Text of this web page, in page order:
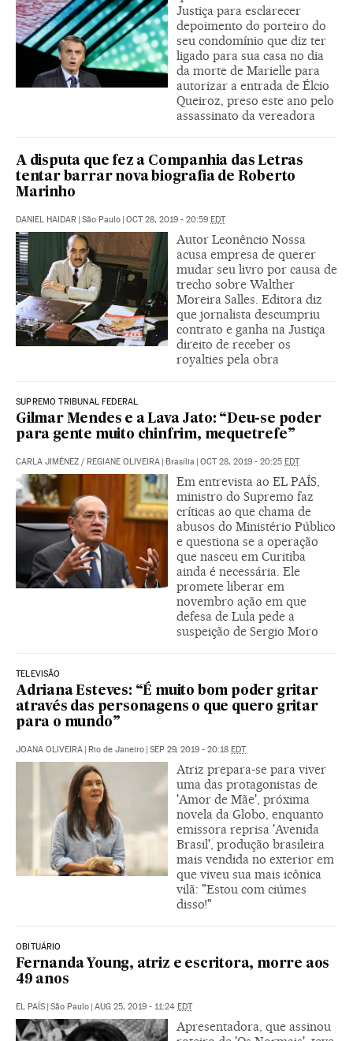
Justiça para esclarecer
depoimento do porteiro do
seu condomínio que diz ter
ligado para sua casa no dia
da morte de Marielle para
autorizar a entrada de Élcio
Queiroz, preso este ano pelo
assassinato da vereadora
A disputa que fez a Companhia das Letras
tentar barrar nova biografia de Roberto
Marinho
DANIEL HAIDAR | São Paulo | OCT 28, 2019 - 20:59 EDT
Autor Leonêncio Nossa
acusa empresa de querer
mudar seu livro por causa de
trecho sobre Walther
Moreira Salles. Editora diz
que jornalista descumpriu
contrato e ganha na Justiça
direito de receber os
royalties pela obra
SUPREMO TRIBUNAL FEDERAL
Gilmar Mendes e a Lava Jato: “Deu-se poder
para gente muito chinfrim, mequetrefe”
CARLA JIMÉNEZ / REGIANE OLIVEIRA | Brasília | OCT 28, 2019 - 20:25 EDT
Em entrevista ao EL PAÍS,
ministro do Supremo faz
críticas ao que chama de
abusos do Ministério Público
e questiona se a operação
que nasceu em Curitiba
ainda é necessária. Ele
promete liberar em
novembro ação em que
defesa de Lula pede a
suspeição de Sergio Moro
TELEVISÃO
Adriana Esteves: “É muito bom poder gritar
através das personagens o que quero gritar
para o mundo”
JOANA OLIVEIRA | Rio de Janeiro | SEP 29, 2019 - 20:18 EDT
Atriz prepara-se para viver
uma das protagonistas de
'Amor de Mãe', próxima
novela da Globo, enquanto
emissora reprisa 'Avenida
Brasil', produção brasileira
mais vendida no exterior em
que viveu sua mais icônica
vilã: "Estou com ciúmes
disso!"
OBITUÁRIO
Fernanda Young, atriz e escritora, morre aos
49 anos
EL PAÍS | São Paulo | AUG 25, 2019 - 11:24 EDT
Apresentadora, que assinou